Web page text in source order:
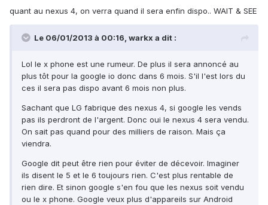
quant au nexus 4, on verra quand il sera enfin dispo.. WAIT & SEE
Le 06/01/2013 à 00:16, warkx a dit :
Lol le x phone est une rumeur. De plus il sera annoncé au
plus tôt pour la google io donc dans 6 mois. S'il l'est lors du
ces il sera pas dispo avant 6 mois non plus.
Sachant que LG fabrique des nexus 4, si google les vends
pas ils perdront de l'argent. Donc oui le nexus 4 sera vendu.
On sait pas quand pour des milliers de raison. Mais ça
viendra.
Google dit peut être rien pour éviter de décevoir. Imaginer
ils disent le 5 et le 6 toujours rien. C'est plus rentable de
rien dire. Et sinon google s'en fou que les nexus soit vendu
ou le x phone. Google veux plus d'appareils sur Android